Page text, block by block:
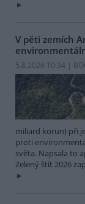
V pěti zemích
5.8.2026 10:34 |
miliard korun) při
proti
světa. Napsala to
Zelený štít 2026